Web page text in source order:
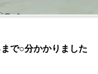
で○分かかりました